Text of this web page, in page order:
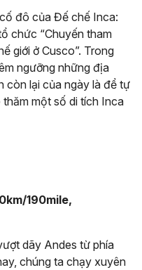
đô của Đế chế Inca:
chức “Chuyến tham
giới ở Cusco”. Trong
ngưỡng những địa
còn lại của ngày là để tự
một số di tích Inca
190mile,
dãy Andes từ phía
chúng ta chạy xuyên